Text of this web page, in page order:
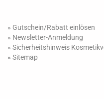
» Gutschein/Rabatt einlösen
» Newsletter-Anmeldung
» Sicherheitshinweis
» Sitemap